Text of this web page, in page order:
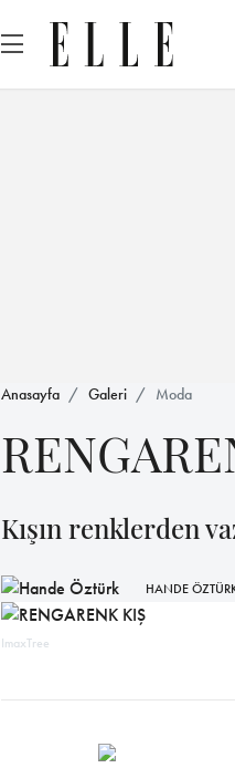
Anasayfa Galeri Moda
Kışın renklerden
HANDE
ImaxTree